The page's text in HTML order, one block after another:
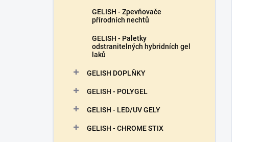
GELISH - Zpevňovače
přírodních nechtů
GELISH - Paletky
odstranitelných hybridních gel
laků
GELISH DOPLŇKY
GELISH - POLYGEL
GELISH - LED/UV GELY
GELISH - CHROME STIX